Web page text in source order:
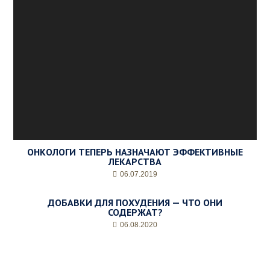
ОНКОЛОГИ ТЕПЕРЬ НАЗНАЧАЮТ ЭФФЕКТИВНЫЕ
ЛЕКАРСТВА
06.07.2019
ДОБАВКИ ДЛЯ ПОХУДЕНИЯ — ЧТО ОНИ
СОДЕРЖАТ?
06.08.2020